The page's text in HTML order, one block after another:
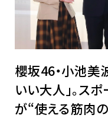
櫻坂46・小池美
いい大人」。ス
が“使える筋肉